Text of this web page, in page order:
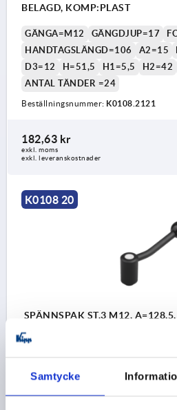
Samtycke
BELAGD, KOMP:PLAST
GÄNGA=M12 GÄNGDJUP=17
HANDTAGSLÄNGD=106
A2=15
D3=12
H=51,5 H1=5,5 H2=42
ANTAL TÄNDER =24
Beställningsnummer: K0108.2121
182,63 kr
exkl. moms
exkl. leveranskostnader
K0108 20
SPÄNNSPAK ST.3 M12, A=128,5,
HANDTAGSLÄNGD=128,5
A2=15